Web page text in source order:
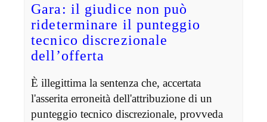
Gara: il giudice non può
rideterminare il punteggio
tecnico discrezionale
dell’offerta
È illegittima la sentenza che, accertata
l'asserita erroneità dell'attribuzione di un
punteggio tecnico discrezionale, provveda